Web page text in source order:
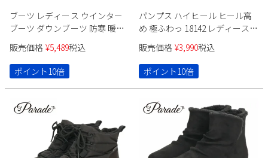
ブーツ レディース ウインター
ブーツ ダウンブーツ 防寒 暖か
い ボアライナー あたたか 防水
防滑 ラウンドトゥ ゆったり
Parade 227000 黒 ブラック カー
キ 冬
販売価格 ¥5,489税込
ポイント10倍
パンプス ハイヒール ヒール高
め 極ふわっ 18142 レディース
ブラック シルバー グレー ベー
ジュ エナメル スエード クロコ
型押し
販売価格 ¥3,990税込
ポイント10倍